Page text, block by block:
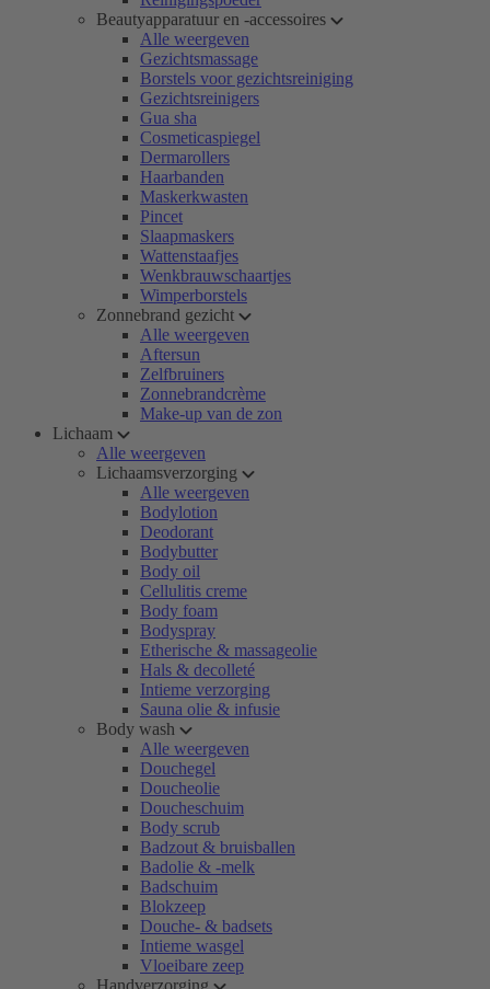
Beautyapparatuur en -accessoires
Alle weergeven
Gezichtsmassage
Borstels voor gezichtsreiniging
Gezichtsreinigers
Gua sha
Cosmeticaspiegel
Dermarollers
Haarbanden
Maskerkwasten
Pincet
Slaapmaskers
Wattenstaafjes
Wenkbrauwschaartjes
Wimperborstels
Zonnebrand gezicht
Alle weergeven
Aftersun
Zelfbruiners
Zonnebrandcrème
Make-up van de zon
Lichaam
Alle weergeven
Lichaamsverzorging
Alle weergeven
Bodylotion
Deodorant
Bodybutter
Body oil
Cellulitis creme
Body foam
Bodyspray
Etherische & massageolie
Hals & decolleté
Intieme verzorging
Sauna olie & infusie
Body wash
Alle weergeven
Douchegel
Doucheolie
Doucheschuim
Body scrub
Badzout & bruisballen
Badolie & -melk
Badschuim
Blokzeep
Douche- & badsets
Intieme wasgel
Vloeibare zeep
Handverzorging